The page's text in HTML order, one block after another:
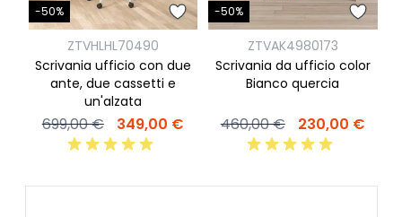
-50%
ZTVHLHL70490
Scrivania ufficio con due
ante, due cassetti e
un'alzata
699,00 € 349,00 €
-50%
ZTVAK4980173
Scrivania da ufficio color
Bianco quercia
460,00 € 230,00 €